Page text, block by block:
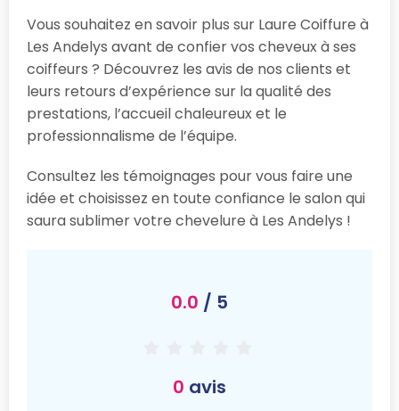
Vous souhaitez en savoir plus sur Laure Coiffure à
Les Andelys avant de confier vos cheveux à ses
coiffeurs ? Découvrez les avis de nos clients et
leurs retours d’expérience sur la qualité des
prestations, l’accueil chaleureux et le
professionnalisme de l’équipe.
Consultez les témoignages pour vous faire une
idée et choisissez en toute confiance le salon qui
saura sublimer votre chevelure à Les Andelys !
0.0 / 5
0 avis